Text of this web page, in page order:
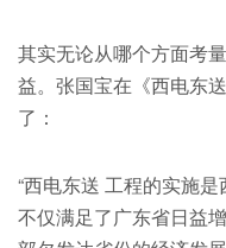
其实无论从哪个方面考
益。张国宝在《西电东
了：
“西电东送 工程的实施
不仅满足了广东省日益